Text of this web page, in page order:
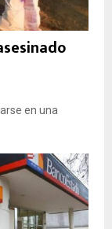
en una